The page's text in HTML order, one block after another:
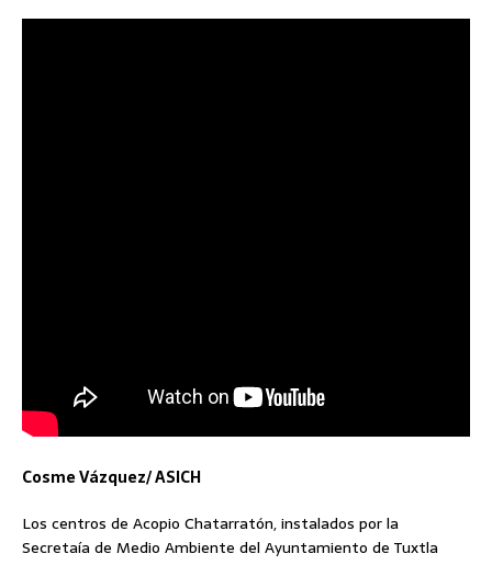
Cosme Vázquez/ ASICH
Los centros de Acopio Chatarratón, instalados por la
Secretaía de Medio Ambiente del Ayuntamiento de Tuxtla